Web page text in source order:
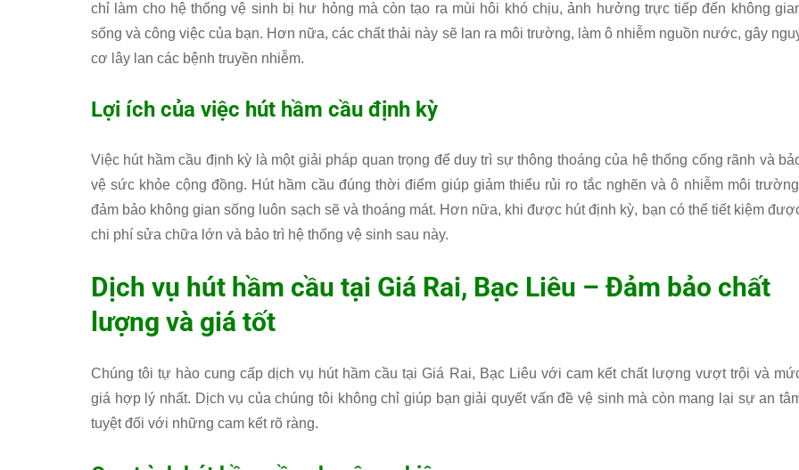
chỉ làm cho hệ thống vệ sinh bị hư hỏng mà còn tạo ra mùi hôi khó chịu, ảnh hưởng trực tiếp đến không
sống và công việc của bạn. Hơn nữa, các chất thải này sẽ lan ra môi trường, làm ô nhiễm nguồn nước, gây
cơ lây lan các bệnh truyền nhiễm.
Lợi ích của việc hút hầm cầu định kỳ
Việc hút hầm cầu định kỳ là một giải pháp quan trọng để duy trì sự thông thoáng của hệ thống cống rãnh và
vệ sức khỏe cộng đồng. Hút hầm cầu đúng thời điểm giúp giảm thiểu rủi ro tắc nghẽn và ô nhiễm môi
đảm bảo không gian sống luôn sạch sẽ và thoáng mát. Hơn nữa, khi được hút định kỳ, bạn có thể tiết kiệm
chi phí sửa chữa lớn và bảo trì hệ thống vệ sinh sau này.
Dịch vụ hút hầm cầu tại Giá Rai, Bạc Liêu – Đảm bảo chất
lượng và giá tốt
Chúng tôi tự hào cung cấp dịch vụ hút hầm cầu tại Giá Rai, Bạc Liêu với cam kết chất lượng vượt trội và
giá hợp lý nhất. Dịch vụ của chúng tôi không chỉ giúp bạn giải quyết vấn đề vệ sinh mà còn mang lại sự an
tuyệt đối với những cam kết rõ ràng.